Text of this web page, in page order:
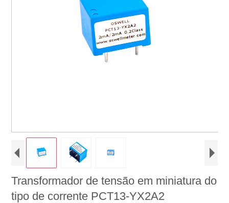
Transformador de tensão em miniatura do
tipo de corrente PCT13-YX2A2